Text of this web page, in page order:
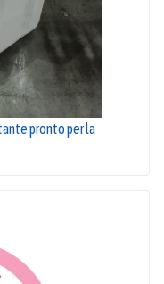
pronto per la